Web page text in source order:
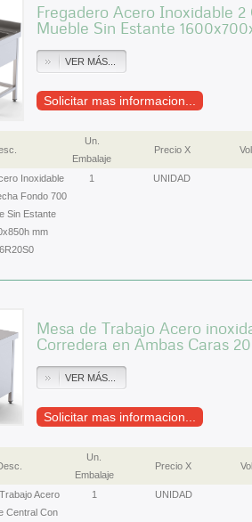
Fregadero Acero Inoxidable
Mueble Sin Estante
VER MÁS...
Solicitar mas informacion...
Un.
Embalaje
Precio X
Inoxidable
Fondo 700
Sin Estante
mm
1 UNIDAD
Mesa de Trabajo Acero
Corredera en Ambas Caras
VER MÁS...
Solicitar mas informacion...
Un.
Embalaje
Precio X
Acero
Central Con
1 UNIDAD